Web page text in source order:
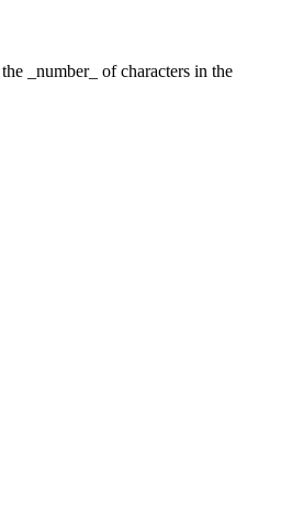
_number_ of characters in the